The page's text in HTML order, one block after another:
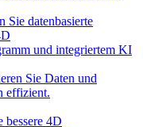
Sie datenbasierte
und integriertem KI
Sie Daten und
effizient.
bessere 4D